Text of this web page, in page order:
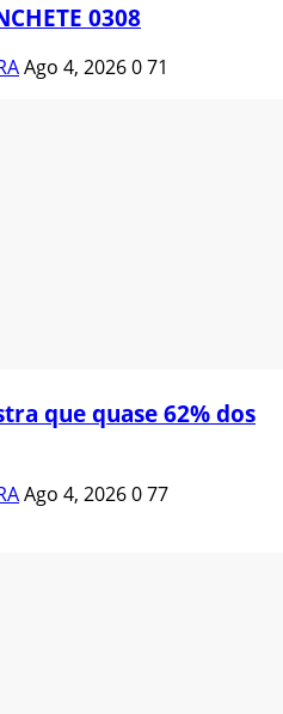
0308
Ago 4, 2026071
que quase 62% dos
Ago 4, 2026077